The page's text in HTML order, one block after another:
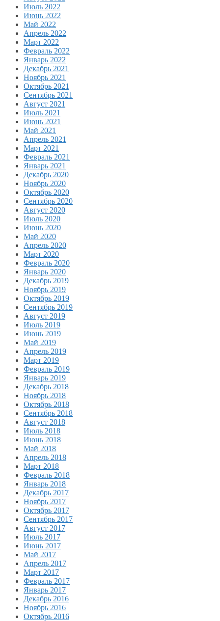
Июль 2022
Июнь 2022
Май 2022
Апрель 2022
Март 2022
Февраль 2022
Январь 2022
Декабрь 2021
Ноябрь 2021
Октябрь 2021
Сентябрь 2021
Август 2021
Июль 2021
Июнь 2021
Май 2021
Апрель 2021
Март 2021
Февраль 2021
Январь 2021
Декабрь 2020
Ноябрь 2020
Октябрь 2020
Сентябрь 2020
Август 2020
Июль 2020
Июнь 2020
Май 2020
Апрель 2020
Март 2020
Февраль 2020
Январь 2020
Декабрь 2019
Ноябрь 2019
Октябрь 2019
Сентябрь 2019
Август 2019
Июль 2019
Июнь 2019
Май 2019
Апрель 2019
Март 2019
Февраль 2019
Январь 2019
Декабрь 2018
Ноябрь 2018
Октябрь 2018
Сентябрь 2018
Август 2018
Июль 2018
Июнь 2018
Май 2018
Апрель 2018
Март 2018
Февраль 2018
Январь 2018
Декабрь 2017
Ноябрь 2017
Октябрь 2017
Сентябрь 2017
Август 2017
Июль 2017
Июнь 2017
Май 2017
Апрель 2017
Март 2017
Февраль 2017
Январь 2017
Декабрь 2016
Ноябрь 2016
Октябрь 2016